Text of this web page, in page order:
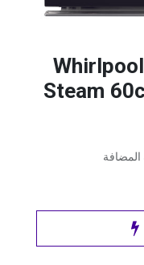
Steam